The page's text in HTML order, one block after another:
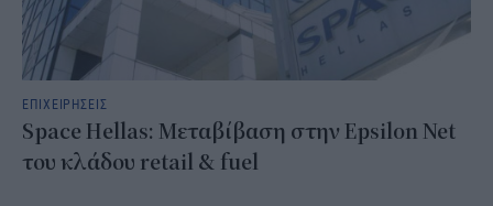
ΕΠΙΧΕΙΡΗΣΕΙΣ
Space Hellas: Μεταβίβαση στην Epsilon Net
του κλάδου retail & fuel